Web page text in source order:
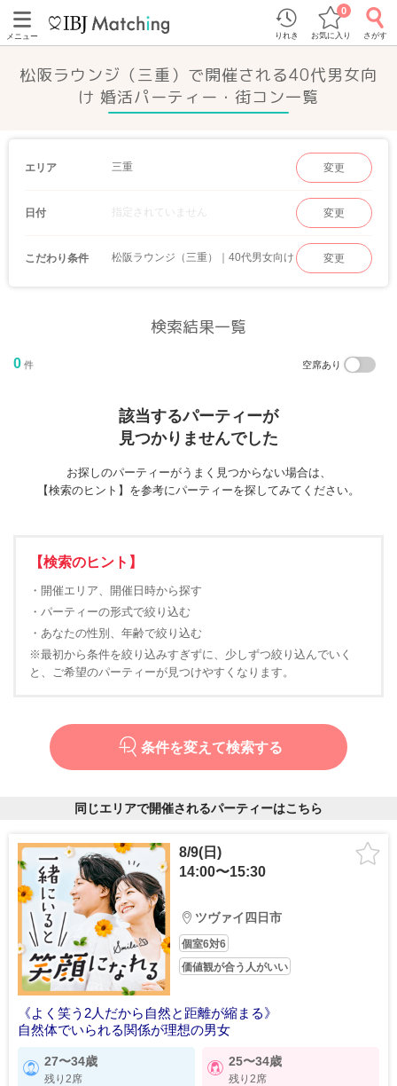
メニュー りれき お気に入り
0
さがす
松阪ラウンジ（三重）で開催される40代男女向
け 婚活パーティー・街コン一覧
エリア 三重 変更
日付 指定されていません 変更
こだわり条件 松阪ラウンジ（三重）｜40代男女向け 変更
検索結果一覧
0 件 空席あり
該当するパーティーが
見つかりませんでした
お探しのパーティーがうまく見つからない場合は、
【検索のヒント】を参考にパーティーを探してみてください。
【検索のヒント】
・開催エリア、開催日時から探す
・パーティーの形式で絞り込む
・あなたの性別、年齢で絞り込む
※最初から条件を絞り込みすぎずに、少しずつ絞り込んでいく
と、ご希望のパーティーが見つけやすくなります。
条件を変えて検索する
同じエリアで開催されるパーティーはこちら
8/9(日)
14:00〜15:30
ツヴァイ四日市
個室6対6
価値観が合う人がいい
《よく笑う2人だから自然と距離が縮まる》
自然体でいられる関係が理想の男女
27〜34歳
残り2席
25〜34歳
残り2席